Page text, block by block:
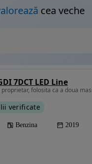
cea veche
7DCT LED Line
verificate
Benzina 2019